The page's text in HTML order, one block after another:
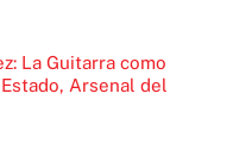
La Guitarra como
Arsenal del